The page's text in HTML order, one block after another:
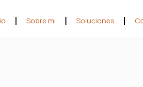
Sobre mi Soluciones